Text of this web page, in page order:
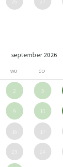
september 2026
wo do
2 3
9 10